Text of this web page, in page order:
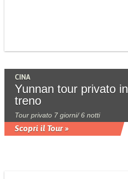
CINA
Yunnan tour privato in
treno
Tour privato 7 giorni/ 6 notti
Scopri il Tour »